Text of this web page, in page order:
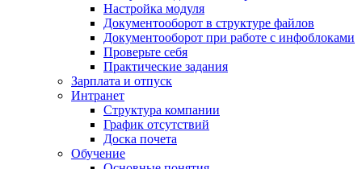
Настройка модуля
Документооборот в структуре файлов
Документооборот при работе с инфоблоками
Проверьте себя
Практические задания
Зарплата и отпуск
Интранет
Структура компании
График отсутствий
Доска почета
Обучение